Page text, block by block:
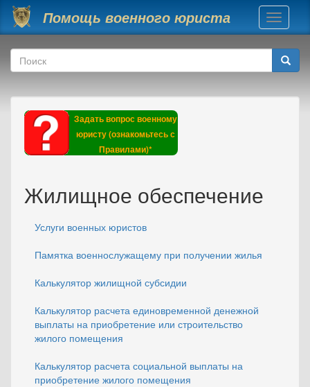
Перейти к основному содержанию
Помощь военного юриста
Toggle
Форма поиска
Поиск
Задать вопрос военному
юристу (ознакомьтесь с
Правилами)*
Жилищное обеспечение
Услуги военных юристов
Памятка военнослужащему при получении жилья
Калькулятор жилищной субсидии
Калькулятор расчета единовременной денежной
выплаты на приобретение или строительство
жилого помещения
Калькулятор расчета социальной выплаты на
приобретение жилого помещения